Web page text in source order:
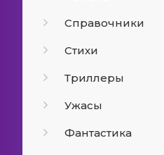
Справочники
Стихи
Триллеры
Ужасы
Фантастика